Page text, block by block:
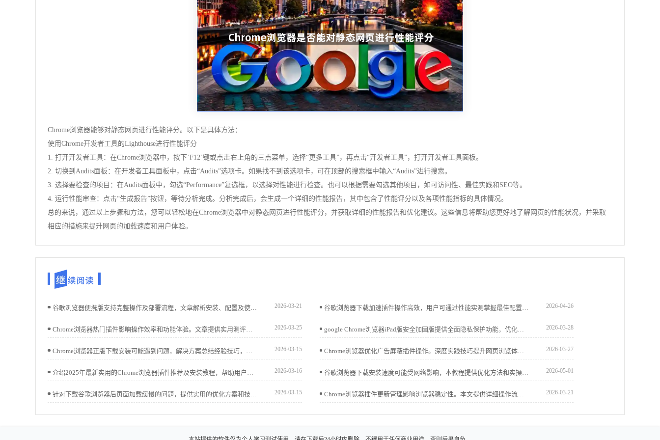
Chrome浏览器能够对静态网页进行性能评分。以下是具体方法：
使用Chrome开发者工具的Lighthouse进行性能评分
1. 打开开发者工具：在Chrome浏览器中，按下`F12`键或点击右上角的三点菜单，选择“更多工具”，再点击“开发者工具”，打开开发者工具面板。
2. 切换到Audits面板：在开发者工具面板中，点击“Audits”选项卡。如果找不到该选项卡，可在顶部的搜索框中输入“Audits”进行搜索。
3. 选择要检查的项目：在Audits面板中，勾选“Performance”复选框，以选择对性能进行检查。也可以根据需要勾选其他项目，如可访问性、最佳实践和SEO等。
4. 运行性能审查：点击“生成报告”按钮，等待分析完成。分析完成后，会生成一个详细的性能报告，其中包含了性能评分以及各项性能指标的具体情况。
总的来说，通过以上步骤和方法，您可以轻松地在Chrome浏览器中对静态网页进行性能评分，并获取详细的性能报告和优化建议。这些信息将帮助您更好地了解网页的性能状况，并采取
相应的措施来提升网页的加载速度和用户体验。
谷歌浏览器便携版支持完整操作及部署流程，文章解析安装、配置及使用技巧，并分享移动办公优化方法，帮助用户高效完成全流程操作。 2026-03-21 谷歌浏览器下载加速插件操作高效，用户可通过性能实测掌握最佳配置，实现文件快速下载和任务管理。 2026-04-26
Chrome浏览器热门插件影响操作效率和功能体验。文章提供实用测评报告，帮助用户科学选择插件，实现高效使用体验。 2026-03-25 google Chrome浏览器iPad版安全加固版提供全面隐私保护功能，优化下载流程和操作体验，确保用户浏览数据安全，提高移动端浏览器使用信任度。 2026-03-28
Chrome浏览器正版下载安装可能遇到问题，解决方案总结经验技巧，帮助用户快速完成操作。 2026-03-15 Chrome浏览器优化广告屏蔽插件操作。深度实践技巧提升网页浏览体验，使用户减少广告干扰，提高上网效率和舒适度。 2026-03-27
介绍2025年最新实用的Chrome浏览器插件推荐及安装教程，帮助用户丰富浏览器功能，提升日常使用体验。 2026-03-16 谷歌浏览器下载安装速度可能受网络影响，本教程提供优化方法和实操技巧，帮助用户提升下载速度并顺利完成安装操作。 2026-05-01
针对下载谷歌浏览器后页面加载缓慢的问题，提供实用的优化方案和技巧，帮助用户提升浏览器响应速度和使用体验。 2026-03-15 Chrome浏览器插件更新管理影响浏览器稳定性。本文提供详细操作流程和优化方法，帮助用户高效维护插件，保证浏览器功能正常运行。 2026-03-21